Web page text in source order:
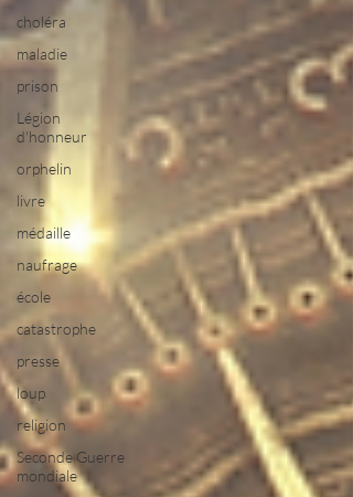
choléra
maladie
prison
Légion
d'honneur
orphelin
livre
médaille
naufrage
école
catastrophe
presse
loup
religion
Seconde Guerre
mondiale